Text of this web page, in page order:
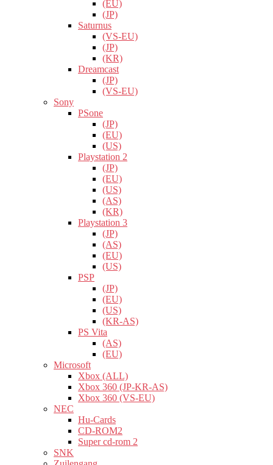
(EU)
(JP)
Saturnus
(VS-EU)
(JP)
(KR)
Dreamcast
(JP)
(VS-EU)
Sony
PSone
(JP)
(EU)
(US)
Playstation 2
(JP)
(EU)
(US)
(AS)
(KR)
Playstation 3
(JP)
(AS)
(EU)
(US)
PSP
(JP)
(EU)
(US)
(KR-AS)
PS Vita
(AS)
(EU)
Microsoft
Xbox (ALL)
Xbox 360 (JP-KR-AS)
Xbox 360 (VS-EU)
NEC
Hu-Cards
CD-ROM2
Super cd-rom 2
SNK